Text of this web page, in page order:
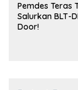
Pemdes Teras
Salurkan BLT-
Door!